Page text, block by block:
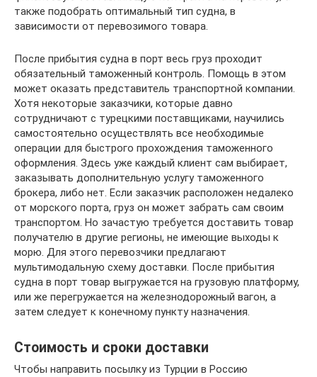
также подобрать оптимальный тип судна, в
зависимости от перевозимого товара.
После прибытия судна в порт весь груз проходит
обязательный таможенный контроль. Помощь в этом
может оказать представитель транспортной компании.
Хотя некоторые заказчики, которые давно
сотрудничают с турецкими поставщиками, научились
самостоятельно осуществлять все необходимые
операции для быстрого прохождения таможенного
оформления. Здесь уже каждый клиент сам выбирает,
заказывать дополнительную услугу таможенного
брокера, либо нет. Если заказчик расположен недалеко
от морского порта, груз он может забрать сам своим
транспортом. Но зачастую требуется доставить товар
получателю в другие регионы, не имеющие выходы к
морю. Для этого перевозчики предлагают
мультимодальную схему доставки. После прибытия
судна в порт товар выгружается на грузовую платформу,
или же перегружается на железнодорожный вагон, а
затем следует к конечному пункту назначения.
Стоимость и сроки доставки
Чтобы направить посылку из Турции в Россию